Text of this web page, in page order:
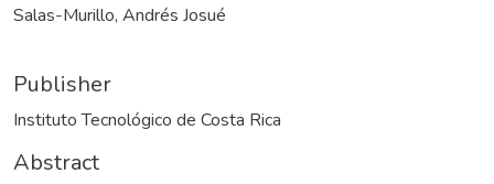
Salas-Murillo, Andrés Josué
Publisher
Instituto Tecnológico de Costa Rica
Abstract